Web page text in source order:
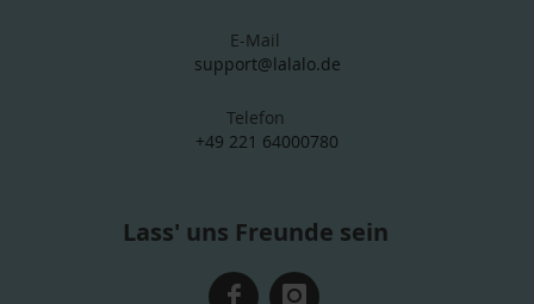
E-Mail
support@lalalo.de
Telefon
+49 221 64000780
Lass' uns Freunde sein